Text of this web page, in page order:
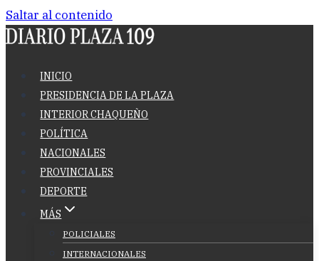
Saltar al contenido
INICIO
PRESIDENCIA DE LA PLAZA
INTERIOR CHAQUEÑO
POLÍTICA
NACIONALES
PROVINCIALES
DEPORTE
MÁS
POLICIALES
INTERNACIONALES